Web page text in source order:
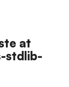
at
stdlib-